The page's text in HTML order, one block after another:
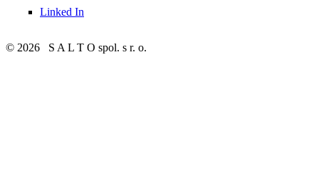
Linked In
© 2026 S A L T O spol. s r. o.